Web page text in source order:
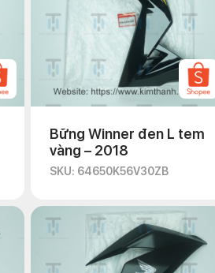
Bững Winner đen L tem
vàng – 2018
SKU: 64650K56V30ZB